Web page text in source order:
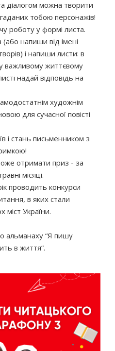
діалогом можна творити
тобою персонажів!
роботу у формі листа.
напиши від імені
і напиши листи: в
важливому життєвому
надай відповідь на
художнім
для сучасної повісті
і стань письменником з
отримати приз - за
місяці.
проводить конкурси
в яких стали
міст України.
альманаху “Я пишу
в життя”.